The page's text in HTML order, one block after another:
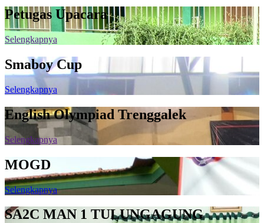
Petugas Upacara
Selengkapnya
Smaboy Cup
Selengkapnya
English Olympiad Trenggalek
Selengkapnya
MOGD
Selengkapnya
SA2C MAN 1 TULUNGAGUNG